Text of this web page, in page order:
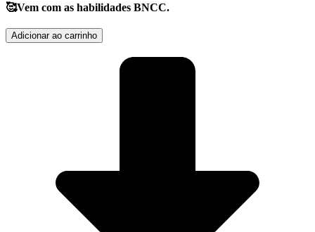
🥰Vem com as habilidades BNCC.
Sequência
de
Adicionar ao carrinho